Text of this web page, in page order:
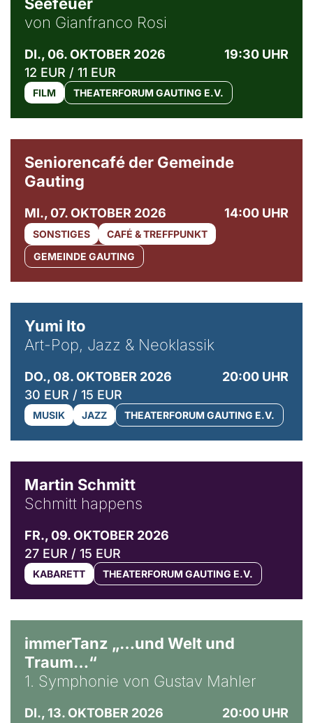
von Gianfranco Rosi
DI., 06. OKTOBER 2026
19:30 UHR
12 EUR / 11 EUR
FILM THEATERFORUM GAUTING E.V.
Seniorencafé der Gemeinde
Gauting
MI., 07. OKTOBER 2026 14:00 UHR
SONSTIGES
CAFÉ & TREFFPUNKT
GEMEINDE GAUTING
Yumi Ito
Art-Pop, Jazz & Neoklassik
DO., 08. OKTOBER 2026
20:00 UHR
30 EUR / 15 EUR
MUSIK JAZZ THEATERFORUM GAUTING E.V.
Martin Schmitt
Schmitt happens
FR., 09. OKTOBER 2026
27 EUR / 15 EUR
KABARETT THEATERFORUM GAUTING E.V.
immerTanz „…und Welt und
Traum…“
1. Symphonie von Gustav Mahler
DI., 13. OKTOBER 2026
20:00 UHR